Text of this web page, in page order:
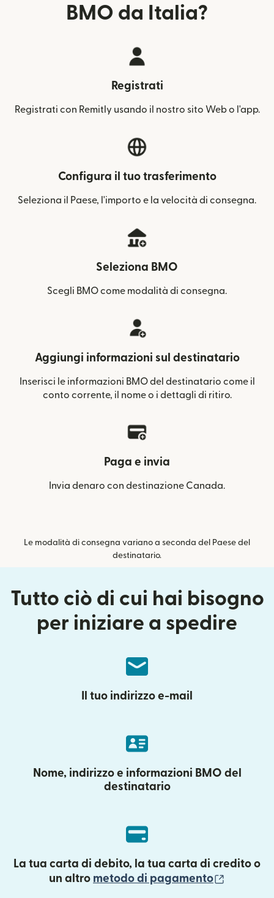
BMO da Italia?
Registrati
Registrati con Remitly usando il nostro sito Web o l'app.
Configura il tuo trasferimento
Seleziona il Paese, l'importo e la velocità di consegna.
Seleziona BMO
Scegli BMO come modalità di consegna.
Aggiungi informazioni sul destinatario
Inserisci le informazioni BMO del destinatario come il
conto corrente, il nome o i dettagli di ritiro.
Paga e invia
Invia denaro con destinazione Canada.
Le modalità di consegna variano a seconda del Paese del
destinatario.
Tutto ciò di cui hai bisogno
per iniziare a spedire
Il tuo indirizzo e-mail
Nome, indirizzo e informazioni BMO del
destinatario
La tua carta di debito, la tua carta di credito o
un altro metodo di pagamento